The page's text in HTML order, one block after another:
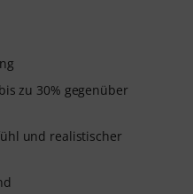
zu 30% gegenüber
und realistischer